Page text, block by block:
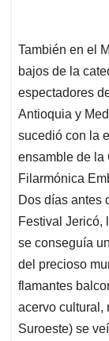
También en el
bajos de la
espectadores
Antioquia y
sucedió con la
ensamble de la
Filarmónica
Dos días antes
Festival Jericó,
se conseguía
del precioso
flamantes
acervo cultural,
Suroeste) se